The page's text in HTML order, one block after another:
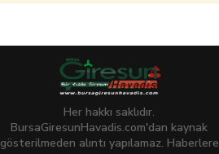
Her hakkı saklıdır.
BursaGiresunHavadis.com'dan kaynak
gösterilmeden alıntı yapılamaz. Haberlere